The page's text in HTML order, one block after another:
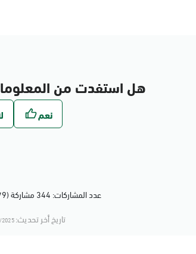
هل استفدت من
عدد المشاركات: 344 مشاركة (79%) أعجبهم المحتوى
تاريخ أخر تحديث:16:08